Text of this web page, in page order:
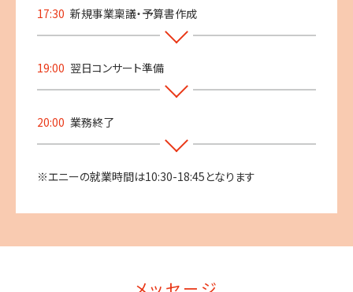
17:30 新規事業稟議・予算書作成
19:00 翌日コンサート準備
20:00 業務終了
※エニーの就業時間は10:30-18:45となります